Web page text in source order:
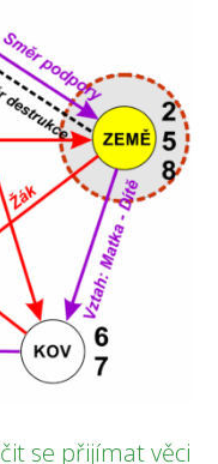
se přijímat věci